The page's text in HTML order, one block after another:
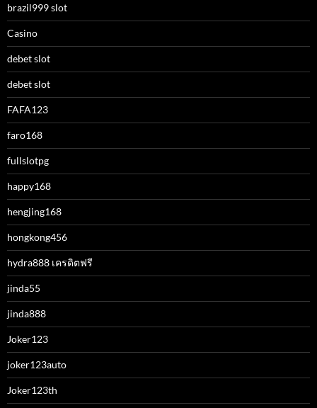
brazil999 slot
Casino
debet slot
debet slot
FAFA123
faro168
fullslotpg
happy168
hengjing168
hongkong456
hydra888 เครดิตฟรี
jinda55
jinda888
Joker123
joker123auto
Joker123th